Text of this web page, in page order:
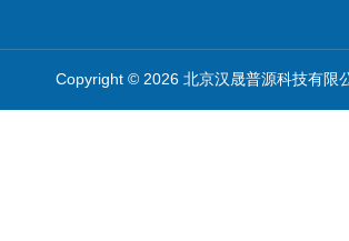
Copyright © 2026 北京汉晟普源科技有